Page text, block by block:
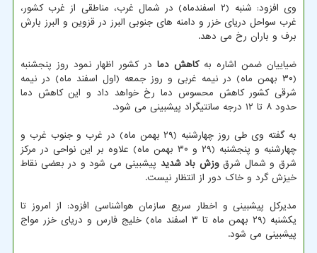
وی افزود: شنبه (۲ اسفندماه) در شمال غرب، مناطقی از غرب کشور،
غرب سواحل دریای خزر و دامنه های جنوبی البرز در قزوین و البرز بارش
برف و باران رخ می دهد.
ضیاییان ضمن اشاره بهکاهش دما در کشور اظهار نمود روز پنجشنبه
(۳۰ بهمن ماه) در نیمه غربی و روز جمعه (اول اسفند ماه) در نیمه
شرقی کشور کاهش محسوس دما رخ خواهد داد و این کاهش دما
حدود ۸ تا ۱۲ درجه سانتیگراد پیشبینی می شود.
به گفته وی طی روز چهارشنبه (۲۹ بهمن ماه) در غرب و جنوب غرب و
چهارشنبه و پنجشنبه (۲۹ و ۳۰ بهمن ماه) علاوه بر این نواحی در مرکز
شرق و شمال شرقوزش باد شدید پیشبینی می شود و در بعضی نقاط
خیزش گرد و خاک دور از انتظار نیست.
مدیرکل پیشبینی و اخطار سریع سازمان هواشناسی افزود: از امروز تا
یکشنبه (۲۹ بهمن ماه تا ۳ اسفند ماه) خلیج فارس و دریای خزر مواج
پیشبینی می شود.